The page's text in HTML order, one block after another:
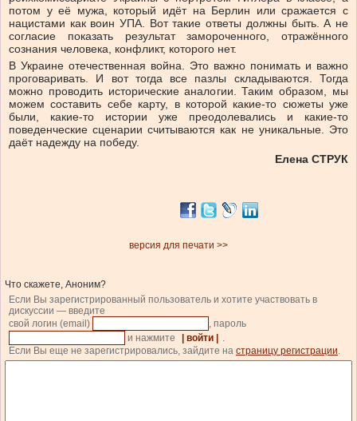
потом у её мужа, который идёт на Берлин или сражается с
нацистами как воин УПА. Вот такие ответы должны быть. А не
согласие показать результат замороченного, отражённого
сознания человека, конфликт, которого нет.
В Украине отечественная война. Это важно понимать и важно
проговаривать. И вот тогда все пазлы складываются. Тогда
можно проводить исторические аналогии. Таким образом, мы
можем составить себе карту, в которой какие-то сюжеты уже
были, какие-то истории уже преодолевались и какие-то
поведенческие сценарии считываются как не уникальные. Это
даёт надежду на победу.
Елена СТРУК
версия для печати >>
Что скажете, Аноним?
Если Вы зарегистрированный пользователь и хотите участвовать в
дискуссии — введите
свой логин (email)
, пароль
и нажмите
| войти |
.
Если Вы еще не зарегистрировались, зайдите на страницу регистрации.